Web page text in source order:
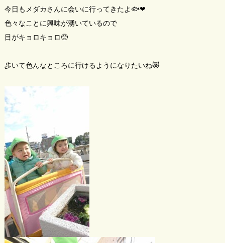
今日もメダカさんに会いに行ってきたよ🐟❤
色々なことに興味が湧いているので
目がキョロキョロ🥺
歩いて色んなところに行けるようになりたいね😻